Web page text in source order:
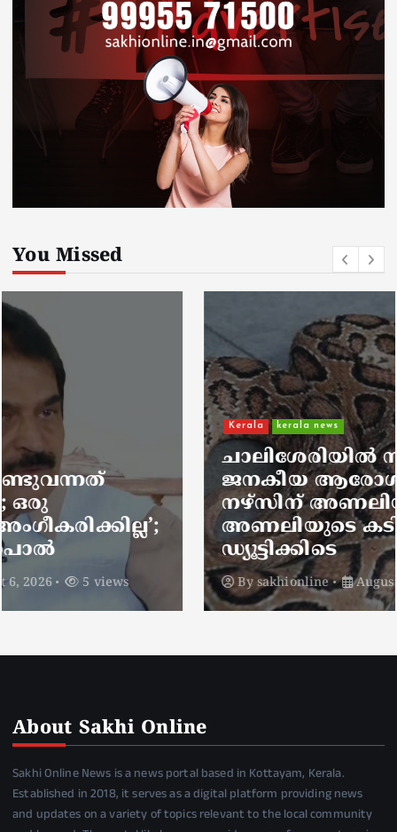
You Missed
Kerala
ചാലിശേരിയില്‍ സര്‍ക്കാര്‍
ജനകീയ ആരോഗ്യകേന്ദ്രത്തില്‍
നഴ്സിന് അണലിയുടെ കടിയേറ്റു;
അണലിയുടെ കടിയേറ്റത്
ഡ്യൂട്ടിക്കിടെ
Bysakhionline August 6, 2026 5 views
About Sakhi Online
Sakhi Online News is a news portal based in Kottayam, Kerala.
Established in 2018, it serves as a digital platform providing news
and updates on a variety of topics relevant to the local community